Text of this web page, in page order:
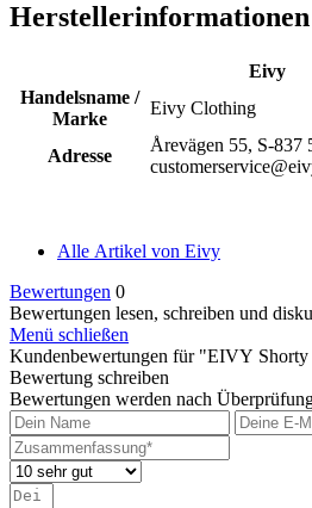
Herstellerinformationen
Eivy
Handelsname /
Marke
Eivy Clothing
Adresse
Årevägen 55, S-837
Alle Artikel von Eivy
Bewertungen 0
Bewertungen lesen, schreiben und
Menü schließen
Kundenbewertungen für "EIVY
Bewertung schreiben
Bewertungen werden nach